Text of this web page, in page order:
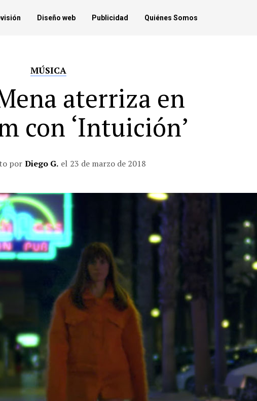
Diseño web Publicidad Quiénes Somos
MÚSICA
aterriza en
con ‘Intuición’
por Diego G. el 23 de marzo de 2018